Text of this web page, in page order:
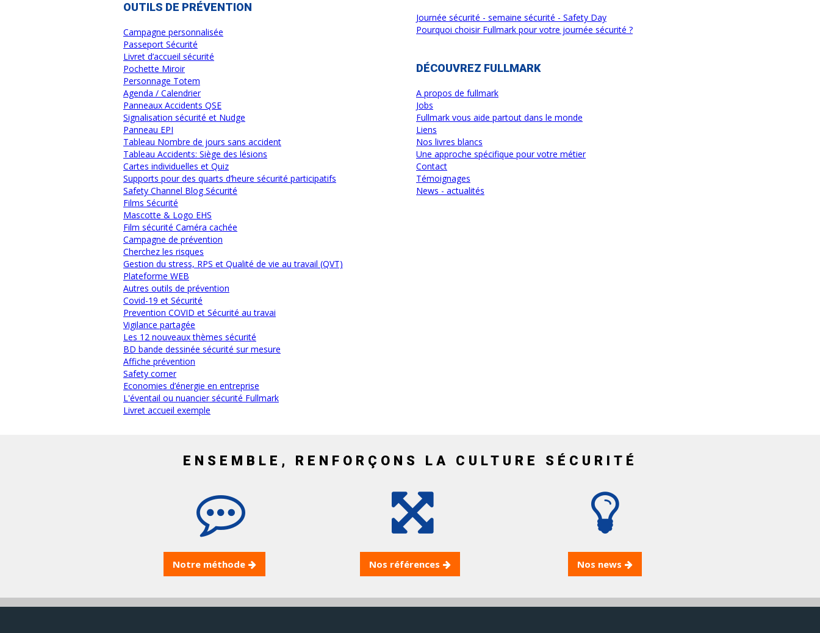
OUTILS DE PRÉVENTION
Campagne personnalisée
Passeport Sécurité
Livret d’accueil sécurité
Pochette Miroir
Personnage Totem
Agenda / Calendrier
Panneaux Accidents QSE
Signalisation sécurité et Nudge
Panneau EPI
Tableau Nombre de jours sans accident
Tableau Accidents: Siège des lésions
Cartes individuelles et Quiz
Supports pour des quarts d’heure sécurité participatifs
Safety Channel Blog Sécurité
Films Sécurité
Mascotte & Logo EHS
Film sécurité Caméra cachée
Campagne de prévention
Cherchez les risques
Gestion du stress, RPS et Qualité de vie au travail (QVT)
Plateforme WEB
Autres outils de prévention
Covid-19 et Sécurité
Prevention COVID et Sécurité au travai
Vigilance partagée
Les 12 nouveaux thèmes sécurité
BD bande dessinée sécurité sur mesure
Affiche prévention
Safety corner
Economies d’énergie en entreprise
L'éventail ou nuancier sécurité Fullmark
Livret accueil exemple
Journée sécurité - semaine sécurité - Safety Day
Pourquoi choisir Fullmark pour votre journée sécurité ?
DÉCOUVREZ FULLMARK
A propos de fullmark
Jobs
Fullmark vous aide partout dans le monde
Liens
Nos livres blancs
Une approche spécifique pour votre métier
Contact
Témoignages
News - actualités
ENSEMBLE, RENFORÇONS LA CULTURE SÉCURITÉ
Notre méthode Nos références Nos news